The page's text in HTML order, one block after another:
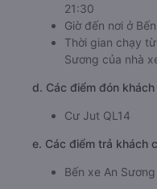
21:30
Giờ đến nơi ở
Thời gian chạy
Sương của nhà
d. Các điểm đón
Cư Jut QL14
e. Các điểm trả khách
Bến xe An Sương